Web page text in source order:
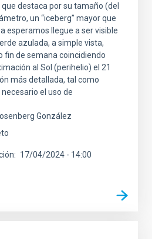
destaca por su tamaño (del
un “iceberg” mayor que
esperamos llegue a ser visible
azulada, a simple vista,
fin de semana coincidiendo
al Sol (perihelio) el 21
más detallada, tal como
el uso de
González
17/04/2024 - 14:00